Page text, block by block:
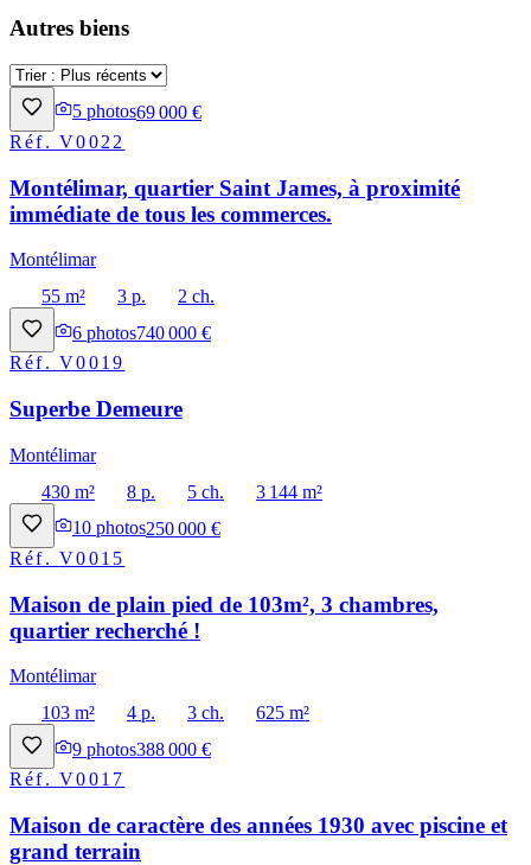
Autres biens
5 photos69 000 €
Réf.V0022
Montélimar, quartier Saint James, à proximité
immédiate de tous les commerces.
Montélimar
55 m²
3 p.
2 ch.
6 photos740 000 €
Réf.V0019
Superbe Demeure
Montélimar
430 m²
8 p. 5 ch.
3 144 m²
10 photos250 000 €
Réf.V0015
Maison de plain pied de 103m², 3 chambres,
quartier recherché !
Montélimar
103 m²
4 p. 3 ch.
625 m²
9 photos388 000 €
Réf.V0017
Maison de caractère des années 1930 avec piscine et
grand terrain